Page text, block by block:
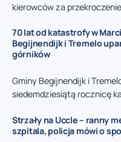
kierowców za
70 lat od katastrofy w
Begijnendijk i Tremelo
górników
Gminy Begijnendijk i
siedemdziesiątą rocznicę
Strzały na Uccle – ranny
szpitala, policja mówi o